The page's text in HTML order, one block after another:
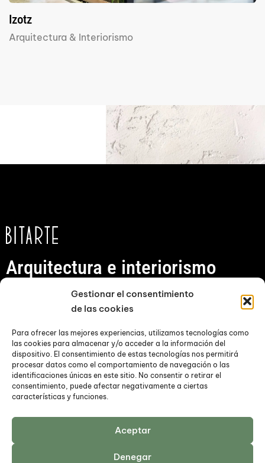
Gestionar el consentimiento
de las cookies
Para ofrecer las mejores experiencias, utilizamos tecnologías como
las cookies para almacenar y/o acceder a la información del
dispositivo. El consentimiento de estas tecnologías nos permitirá
procesar datos como el comportamiento de navegación o las
identificaciones únicas en este sitio. No consentir o retirar el
consentimiento, puede afectar negativamente a ciertas
características y funciones.
Aceptar
Denegar
Izotz
Arquitectura & Interiorismo
Arquitectura e interiorismo
sostenibles
Iparragirre 8
20001 Donostia / San
Sebastián
Gipuzkoa
678 495 729
943 098 689
Email